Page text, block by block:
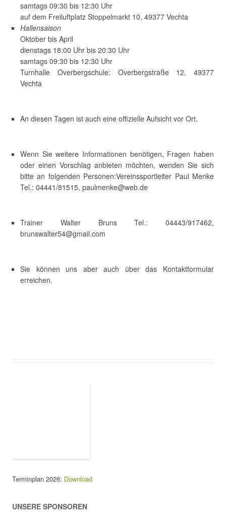
samtags 09:30 bis 12:30 Uhr
auf dem Freiluftplatz Stoppelmarkt 10, 49377 Vechta
Hallensaison
Oktober bis April
dienstags 18:00 Uhr bis 20:30 Uhr
samtags 09:30 bis 12:30 Uhr
Turnhalle Overbergschule: Overbergstraße 12, 49377
Vechta
An diesen Tagen ist auch eine offizielle Aufsicht vor Ort.
Wenn Sie weitere Informationen benötigen, Fragen haben
oder einen Vorschlag anbieten möchten, wenden Sie sich
bitte an folgenden Personen:Vereinssportleiter Paul Menke
Tel.: 04441/81515, paulmenke@web.de
Trainer Walter Bruns Tel.: 04443/917462,
brunswalter54@gmail.com
Sie können uns aber auch über das Kontaktformular
erreichen.
Terminplan 2026: Download
UNSERE SPONSOREN